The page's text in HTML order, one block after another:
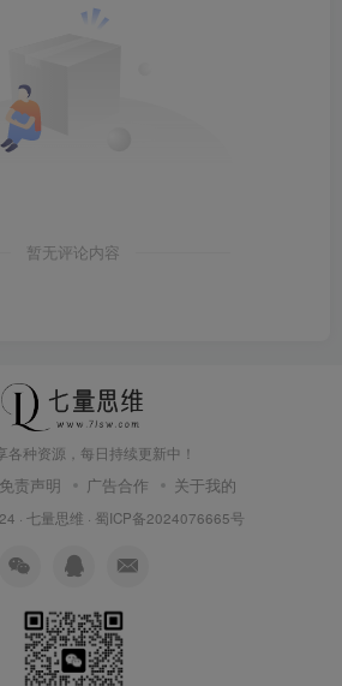
暂无评论内容
各种资源，每日持续更新中！
免责声明 广告合作 关于我的
· 七量思维 · 蜀ICP备2024076665号